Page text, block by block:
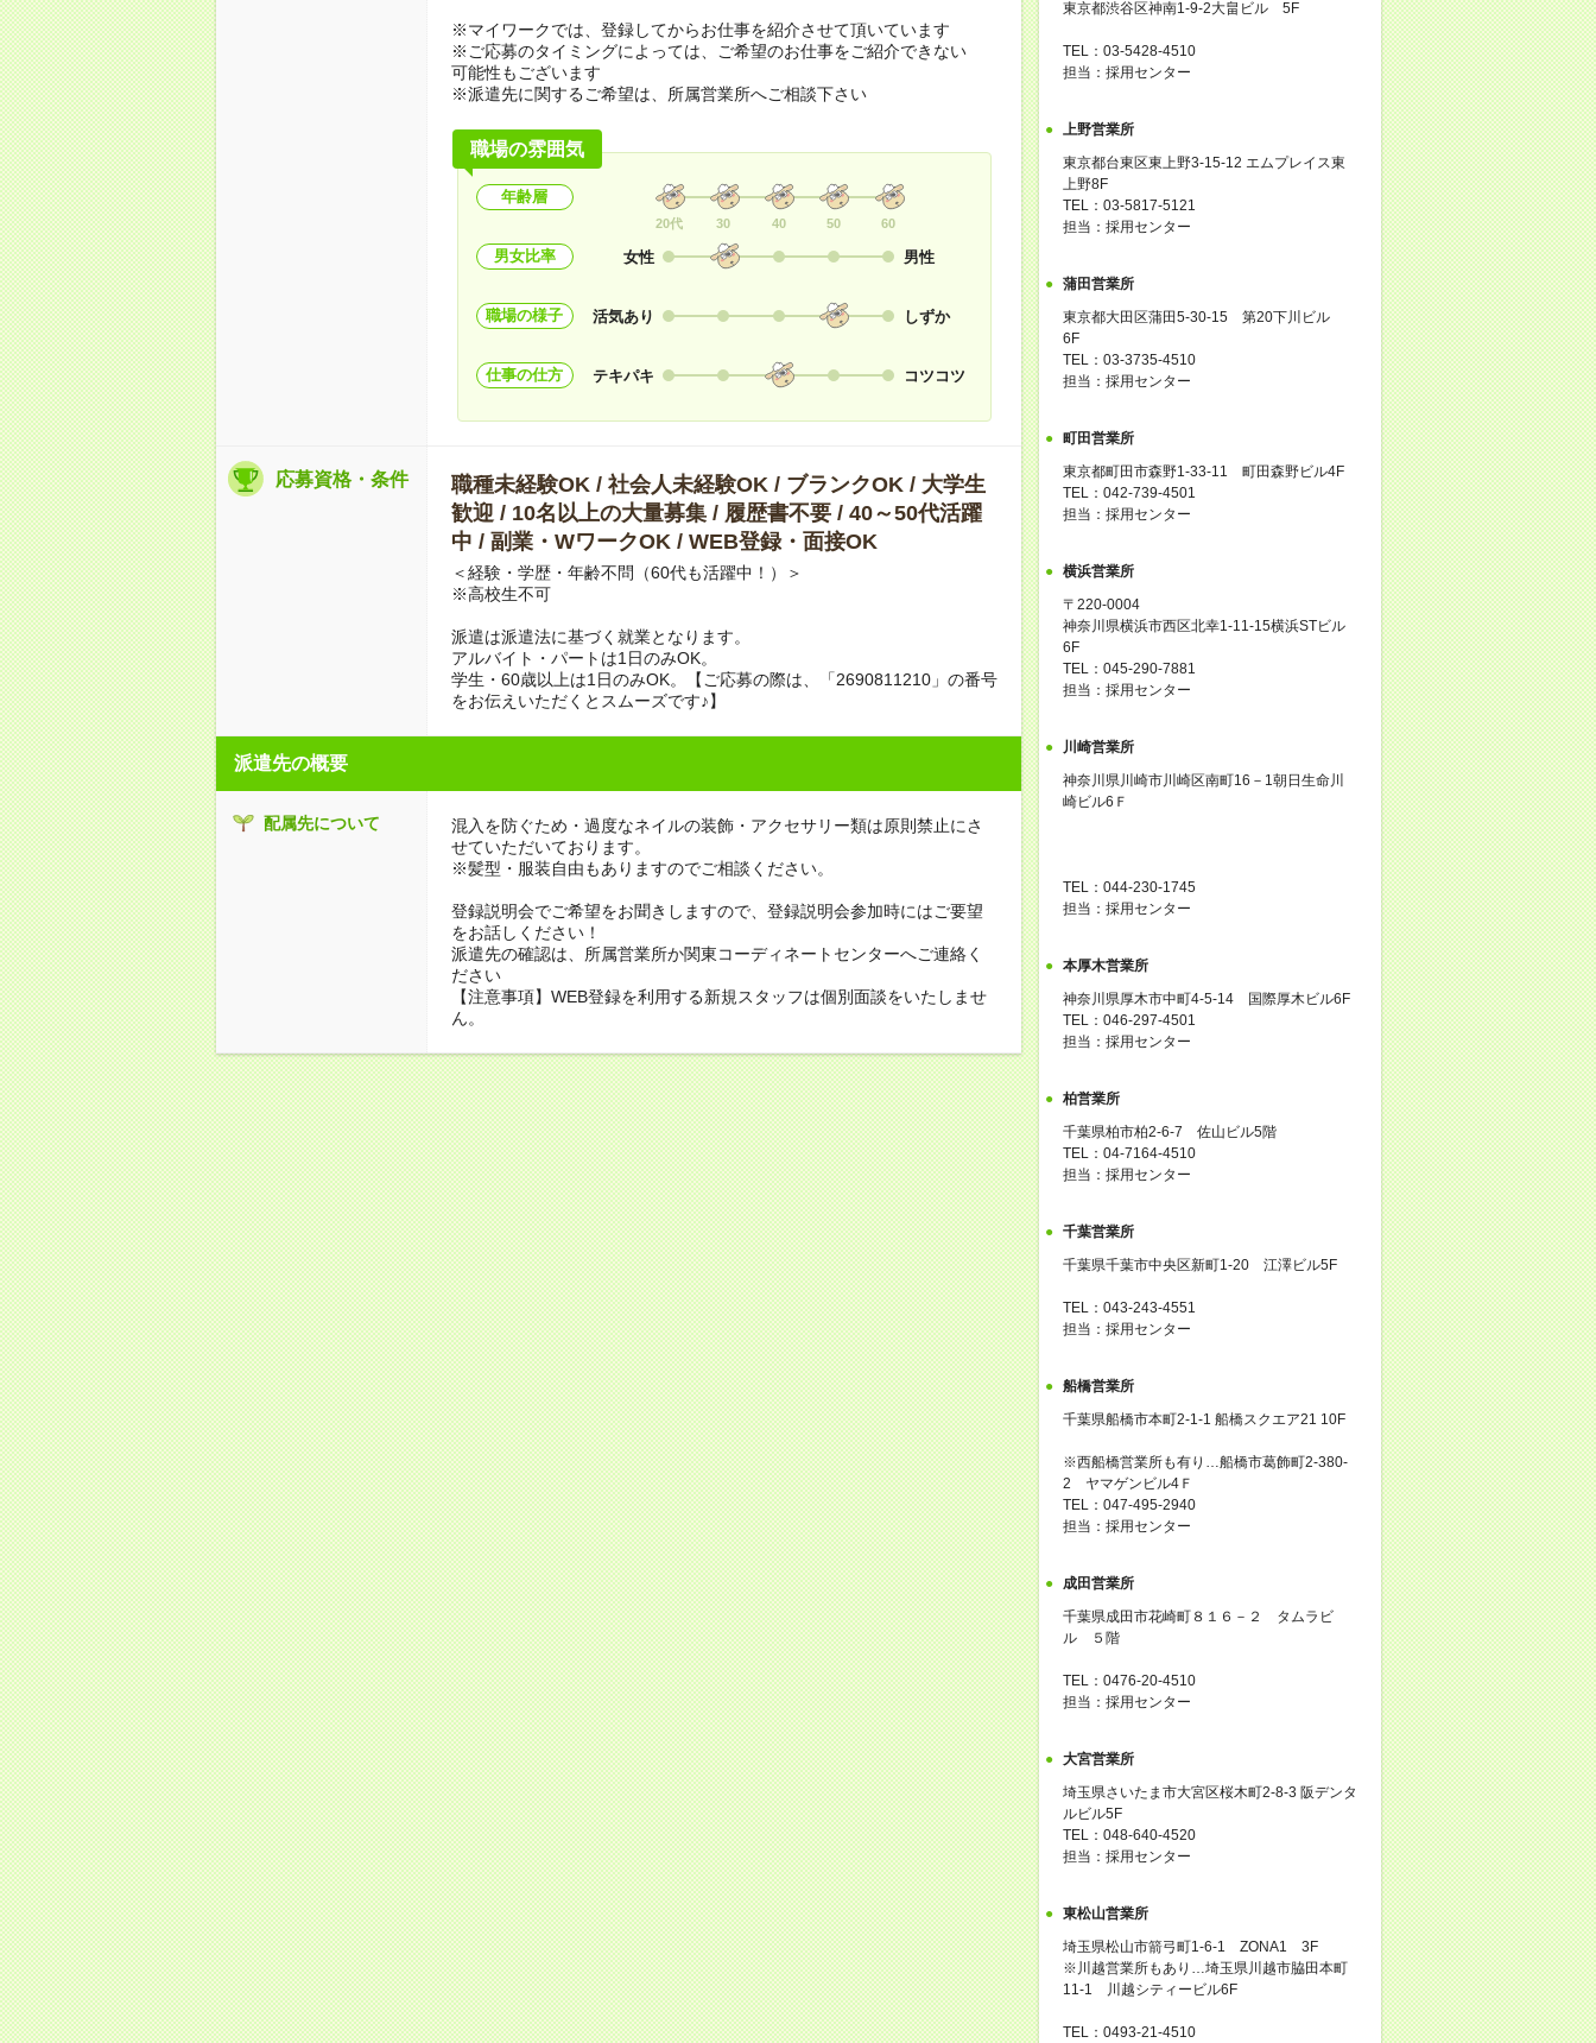
※マイワークでは、登録してからお仕事を紹介させて頂いています
※ご応募のタイミングによっては、ご希望のお仕事をご紹介できない
可能性もございます
※派遣先に関するご希望は、所属営業所へご相談下さい
職場の雰囲気
年齢層
20代 30 40 50 60
男女比率 女性 男性
職場の様子 活気あり しずか
仕事の仕方 テキパキ コツコツ
応募資格・条件
職種未経験OK / 社会人未経験OK / ブランクOK / 大学生
歓迎 / 10名以上の大量募集 / 履歴書不要 / 40～50代活躍
中 / 副業・WワークOK / WEB登録・面接OK
＜経験・学歴・年齢不問（60代も活躍中！）＞
※高校生不可
派遣は派遣法に基づく就業となります。
アルバイト・パートは1日のみOK。
学生・60歳以上は1日のみOK。【ご応募の際は、「2690811210」の番号
をお伝えいただくとスムーズです♪】
派遣先の概要
配属先について
混入を防ぐため・過度なネイルの装飾・アクセサリー類は原則禁止にさ
せていただいております。
※髪型・服装自由もありますのでご相談ください。
登録説明会でご希望をお聞きしますので、登録説明会参加時にはご要望
をお話しください！
派遣先の確認は、所属営業所か関東コーディネートセンターへご連絡く
ださい
【注意事項】WEB登録を利用する新規スタッフは個別面談をいたしませ
ん。
東京都渋谷区神南1-9-2大畠ビル 5F
TEL：03-5428-4510
担当：採用センター
上野営業所
東京都台東区東上野3-15-12 エムプレイス東
上野8F
TEL：03-5817-5121
担当：採用センター
蒲田営業所
東京都大田区蒲田5-30-15 第20下川ビル
6F
TEL：03-3735-4510
担当：採用センター
町田営業所
東京都町田市森野1-33-11 町田森野ビル4F
TEL：042-739-4501
担当：採用センター
横浜営業所
〒220-0004
神奈川県横浜市西区北幸1-11-15横浜STビル
6F
TEL：045-290-7881
担当：採用センター
川崎営業所
神奈川県川崎市川崎区南町16－1朝日生命川
崎ビル6Ｆ
TEL：044-230-1745
担当：採用センター
本厚木営業所
神奈川県厚木市中町4-5-14 国際厚木ビル6F
TEL：046-297-4501
担当：採用センター
柏営業所
千葉県柏市柏2-6-7 佐山ビル5階
TEL：04-7164-4510
担当：採用センター
千葉営業所
千葉県千葉市中央区新町1-20 江澤ビル5F
TEL：043-243-4551
担当：採用センター
船橋営業所
千葉県船橋市本町2-1-1 船橋スクエア21 10F
※西船橋営業所も有り…船橋市葛飾町2-380-
2 ヤマゲンビル4Ｆ
TEL：047-495-2940
担当：採用センター
成田営業所
千葉県成田市花崎町８１６－２ タムラビ
ル ５階
TEL：0476-20-4510
担当：採用センター
大宮営業所
埼玉県さいたま市大宮区桜木町2-8-3 阪デンタ
ルビル5F
TEL：048-640-4520
担当：採用センター
東松山営業所
埼玉県松山市箭弓町1-6-1 ZONA1 3F
※川越営業所もあり…埼玉県川越市脇田本町
11-1 川越シティービル6F
TEL：0493-21-4510